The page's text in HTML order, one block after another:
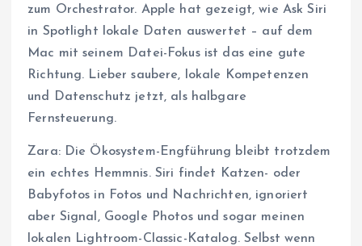
zum Orchestrator. Apple hat gezeigt, wie Ask Siri
in Spotlight lokale Daten auswertet – auf dem
Mac mit seinem Datei-Fokus ist das eine gute
Richtung. Lieber saubere, lokale Kompetenzen
und Datenschutz jetzt, als halbgare
Fernsteuerung.
Zara: Die Ökosystem-Engführung bleibt trotzdem
ein echtes Hemmnis. Siri findet Katzen- oder
Babyfotos in Fotos und Nachrichten, ignoriert
aber Signal, Google Photos und sogar meinen
lokalen Lightroom-Classic-Katalog. Selbst wenn